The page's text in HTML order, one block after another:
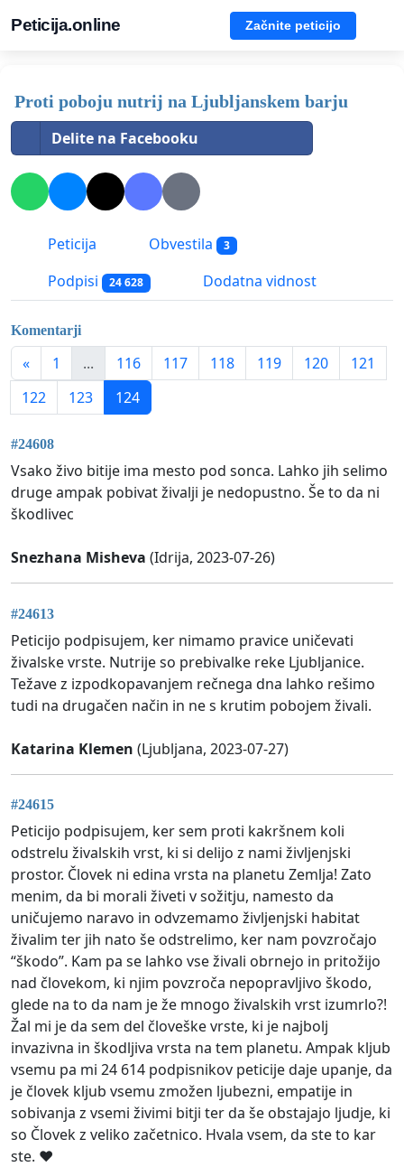
Peticija.online Začnite peticijo
Proti poboju nutrij na Ljubljanskem barju
Delite na Facebooku
Peticija Obvestila 3
Podpisi 24 628 Dodatna vidnost
Komentarji
« 1 ... 116 117 118 119 120
121
122
123 124
#24608
Vsako živo bitije ima mesto pod sonca. Lahko jih selimo
druge ampak pobivat živalji je nedopustno. Še to da ni
škodlivec
Snezhana Misheva (Idrija, 2023-07-26)
#24613
Peticijo podpisujem, ker nimamo pravice uničevati
živalske vrste. Nutrije so prebivalke reke Ljubljanice.
Težave z izpodkopavanjem rečnega dna lahko rešimo
tudi na drugačen način in ne s krutim pobojem živali.
Katarina Klemen (Ljubljana, 2023-07-27)
#24615
Peticijo podpisujem, ker sem proti kakršnem koli
odstrelu živalskih vrst, ki si delijo z nami življenjski
prostor. Človek ni edina vrsta na planetu Zemlja! Zato
menim, da bi morali živeti v sožitju, namesto da
uničujemo naravo in odvzemamo življenjski habitat
živalim ter jih nato še odstrelimo, ker nam povzročajo
“škodo”. Kam pa se lahko vse živali obrnejo in pritožijo
nad človekom, ki njim povzroča nepopravljivo škodo,
glede na to da nam je že mnogo živalskih vrst izumrlo?!
Žal mi je da sem del človeške vrste, ki je najbolj
invazivna in škodljiva vrsta na tem planetu. Ampak kljub
vsemu pa mi 24 614 podpisnikov peticije daje upanje, da
je človek kljub vsemu zmožen ljubezni, empatije in
sobivanja z vsemi živimi bitji ter da še obstajajo ljudje, ki
so Človek z veliko začetnico. Hvala vsem, da ste to kar
ste. ❤️